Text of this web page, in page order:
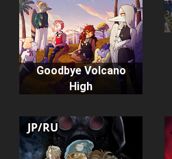
Goodbye Volcano
High
JP/RU